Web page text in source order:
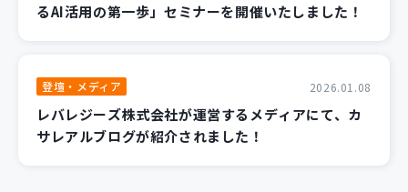
るAI活用の第一歩」セミナーを開催いたしました！
登壇・メディア 2026.01.08
レバレジーズ株式会社が運営するメディアにて、カ
サレアルブログが紹介されました！